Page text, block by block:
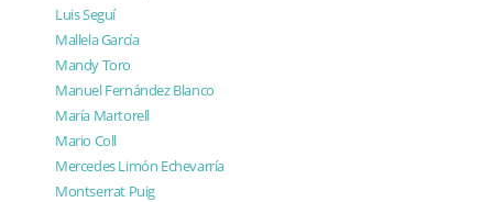
Luis Seguí
Mallela García
Mandy Toro
Manuel Fernández Blanco
María Martorell
Mario Coll
Mercedes Limón Echevarría
Montserrat Puig